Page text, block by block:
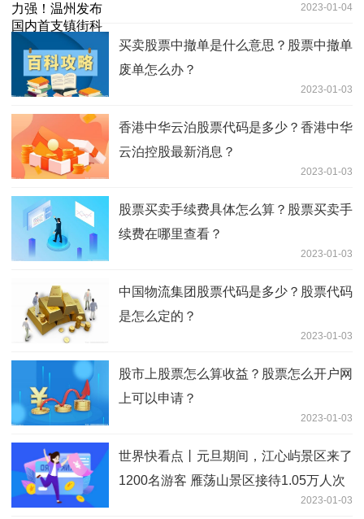
2023-01-04
买卖股票中撤单是什么意思？股票中撤单
废单怎么办？
2023-01-03
香港中华云泊股票代码是多少？香港中华
云泊控股最新消息？
2023-01-03
股票买卖手续费具体怎么算？股票买卖手
续费在哪里查看？
2023-01-03
中国物流集团股票代码是多少？股票代码
是怎么定的？
2023-01-03
股市上股票怎么算收益？股票怎么开户网
上可以申请？
2023-01-03
世界快看点丨元旦期间，江心屿景区来了
1200名游客 雁荡山景区接待1.05万人次
2023-01-03